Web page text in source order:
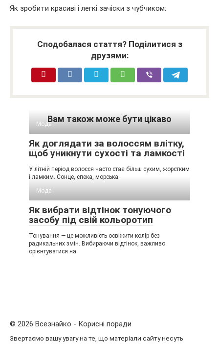
Як зробити красиві і легкі зачіски з чубчиком:
Сподобалася стаття? Поділитися з
друзями:
Вам також може бути цікаво
Мода
Як доглядати за волоссям влітку,
щоб уникнути сухості та ламкості
У літній період волосся часто стає більш сухим, жорстким
і ламким. Сонце, спека, морська
Мода
Як вибрати відтінок тонуючого
засобу під свій кольоротип
Тонування — це можливість освіжити колір без
радикальних змін. Вибираючи відтінок, важливо
орієнтуватися на
© 2026 Всезнайко - Корисні поради
Звертаємо вашу увагу на те, що матеріали сайту несуть